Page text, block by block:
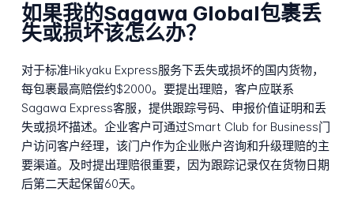
如果我的Sagawa Global包裹丢
失或损坏该怎么办？
对于标准Hikyaku Express服务下丢失或损坏的国内货物，
每包裹最高赔偿约$2000。要提出理赔，客户应联系
Sagawa Express客服，提供跟踪号码、申报价值证明和丢
失或损坏描述。企业客户可通过Smart Club for Business门
户访问客户经理，该门户作为企业账户咨询和升级理赔的主
要渠道。及时提出理赔很重要，因为跟踪记录仅在货物日期
后第二天起保留60天。